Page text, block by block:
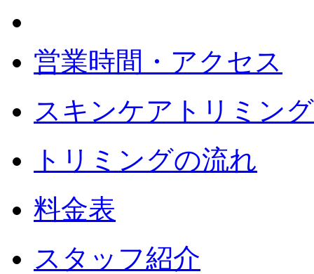
営業時間・アクセス
スキンケアトリミング
トリミングの流れ
料金表
スタッフ紹介